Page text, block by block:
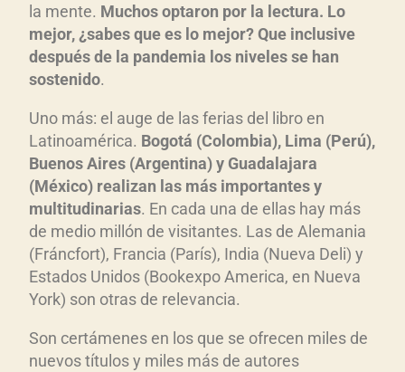
la mente. Muchos optaron por la lectura. Lo
mejor, ¿sabes que es lo mejor? Que inclusive
después de la pandemia los niveles se han
sostenido.
Uno más: el auge de las ferias del libro en
Latinoamérica. Bogotá (Colombia), Lima (Perú),
Buenos Aires (Argentina) y Guadalajara
(México) realizan las más importantes y
multitudinarias. En cada una de ellas hay más
de medio millón de visitantes. Las de Alemania
(Fráncfort), Francia (París), India (Nueva Deli) y
Estados Unidos (Bookexpo America, en Nueva
York) son otras de relevancia.
Son certámenes en los que se ofrecen miles de
nuevos títulos y miles más de autores